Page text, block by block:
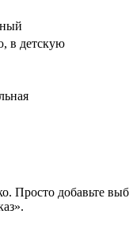
в детскую
Просто добавьте